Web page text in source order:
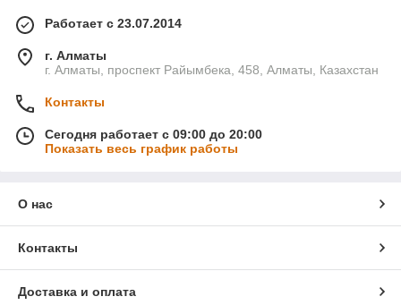
Работает с 23.07.2014
г. Алматы
г. Алматы, проспект Райымбека, 458, Алматы, Казахстан
Контакты
Сегодня работает с 09:00 до 20:00
Показать весь график работы
О нас
Контакты
Доставка и оплата